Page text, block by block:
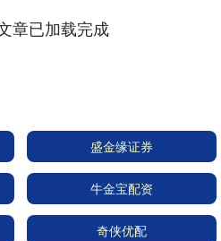
章已加载完成
盛金缘证券
牛金宝配资
奇侠优配